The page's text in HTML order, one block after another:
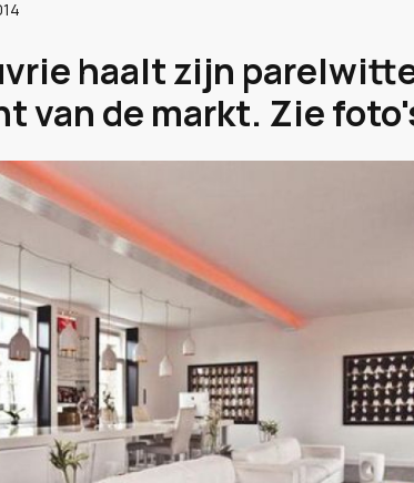
haalt zijn
van de markt. Zie